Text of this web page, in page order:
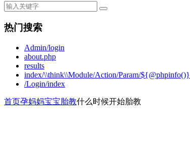
热门搜索
Admin/login
about.php
results
index/\\think\\Module/Action/Param/${@phpinfo()}
/Login/index
首页孕妈妈宝宝胎教什么时候开始胎教